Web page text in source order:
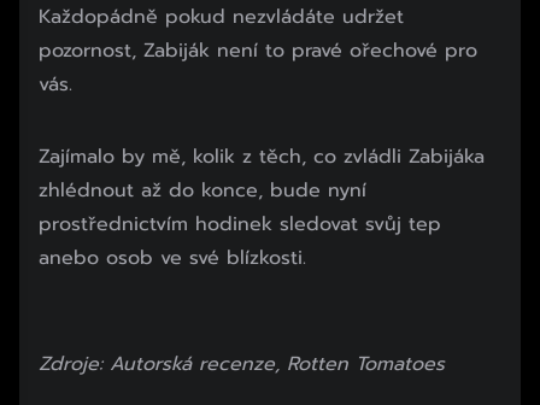
Každopádně pokud nezvládáte udržet
pozornost, Zabiják není to pravé ořechové pro
vás.
Zajímalo by mě, kolik z těch, co zvládli Zabijáka
zhlédnout až do konce, bude nyní
prostřednictvím hodinek sledovat svůj tep
anebo osob ve své blízkosti.
Zdroje: Autorská recenze, Rotten Tomatoes